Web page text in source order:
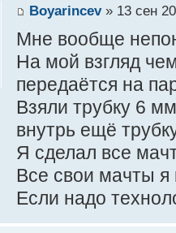
Boyarincev» 13 сен
Мне вообще
На мой взгляд
передаётся на
Взяли трубку 6
внутрь ещё
Я сделал все
Все свои мачты я
Если надо